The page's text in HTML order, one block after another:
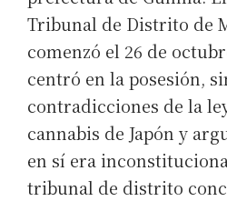
Tribunal de Distrito de
comenzó el 26 de
centró en la posesión,
contradicciones de la
cannabis de Japón y
en sí era
tribunal de distrito